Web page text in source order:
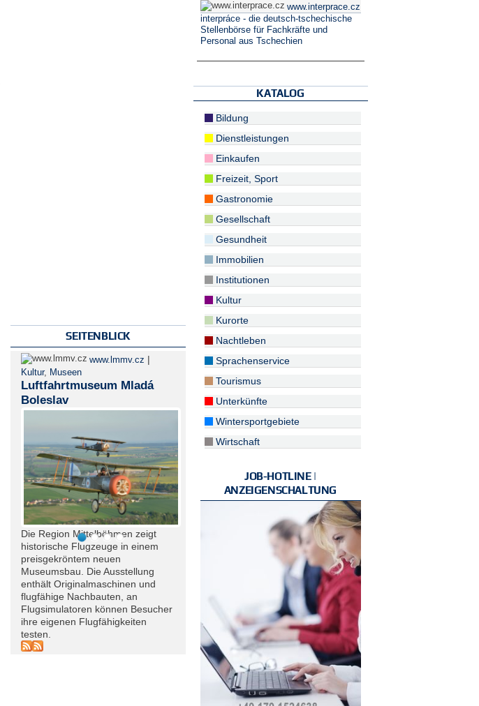
SEITENBLICK
www.lmmv.cz |
Kultur, Museen
Luftfahrtmuseum Mladá
Boleslav
Die Region Mittelböhmen zeigt
historische Flugzeuge in einem
preisgekröntem neuen
Museumsbau. Die Ausstellung
enthält Originalmaschinen und
flugfähige Nachbauten, an
Flugsimulatoren können Besucher
ihre eigenen Flugfähigkeiten
testen.
www.interprace.cz
interpráce - die deutsch-tschechische
Stellenbörse für Fachkräfte und
Personal aus Tschechien
KATALOG
Bildung
Dienstleistungen
Einkaufen
Freizeit, Sport
Gastronomie
Gesellschaft
Gesundheit
Immobilien
Institutionen
Kultur
Kurorte
Nachtleben
Sprachenservice
Tourismus
Unterkünfte
Wintersportgebiete
Wirtschaft
JOB-HOTLINE |
ANZEIGENSCHALTUNG